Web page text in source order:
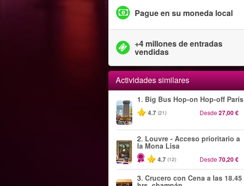
Pague en su moneda local
+4 millones de entradas
vendidas
Actividades similares
1. Big Bus Hop-on Hop-off París
4.7 (21) Desde27,00 €
2. Louvre - Acceso prioritario a
la Mona Lisa
4.7 (12) Desde70,20 €
3. Crucero con Cena a las 18.45